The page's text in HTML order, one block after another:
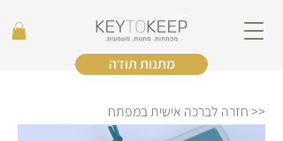
מתנות תודה
<< חזרה לברכה אישית במפתח